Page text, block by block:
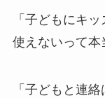
「子どもにキ
使えないって本
「子どもと連